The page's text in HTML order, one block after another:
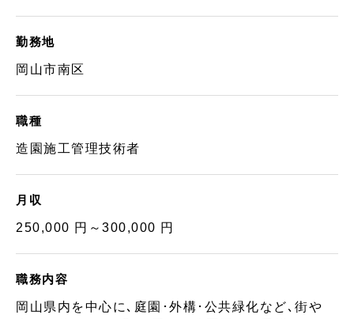
勤務地
岡山市南区
職種
造園施工管理技術者
月収
250,000 円～300,000 円
職務内容
岡山県内を中心に､庭園･外構･公共緑化など､街や